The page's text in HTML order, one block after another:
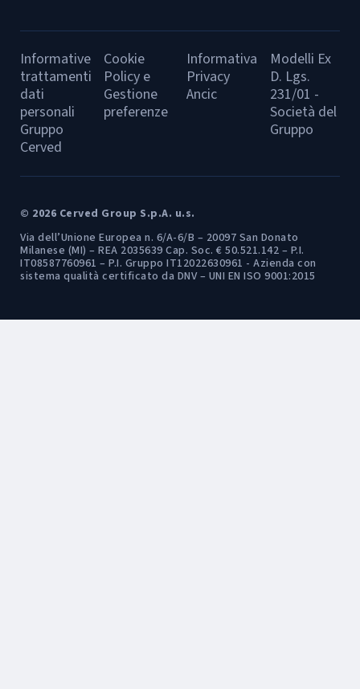
Informative
trattamenti
dati
personali
Gruppo
Cerved
Cookie
Policy e
Gestione
preferenze
Informativa
Privacy
Ancic
Modelli Ex
D. Lgs.
231/01 -
Società del
Gruppo
© 2026 Cerved Group S.p.A. u.s.
Via dell’Unione Europea n. 6/A-6/B – 20097 San Donato
Milanese (MI) – REA 2035639 Cap. Soc. € 50.521.142 – P.I.
IT08587760961 – P.I. Gruppo IT12022630961 - Azienda con
sistema qualità certificato da DNV – UNI EN ISO 9001:2015